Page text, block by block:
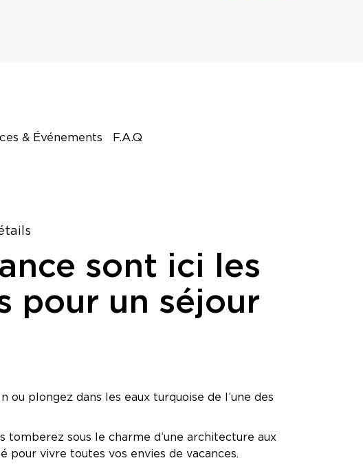
& Événements F.A.Q
sont ici les
pour un séjour
ou plongez dans les eaux turquoise de l’une des
tomberez sous le charme d’une architecture aux
pour vivre toutes vos envies de vacances.